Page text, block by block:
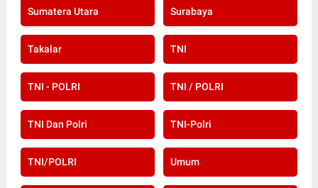
Sumatera Utara Surabaya
Takalar TNI
TNI - POLRI TNI / POLRI
TNI Dan Polri TNI-Polri
TNI/POLRI Umum